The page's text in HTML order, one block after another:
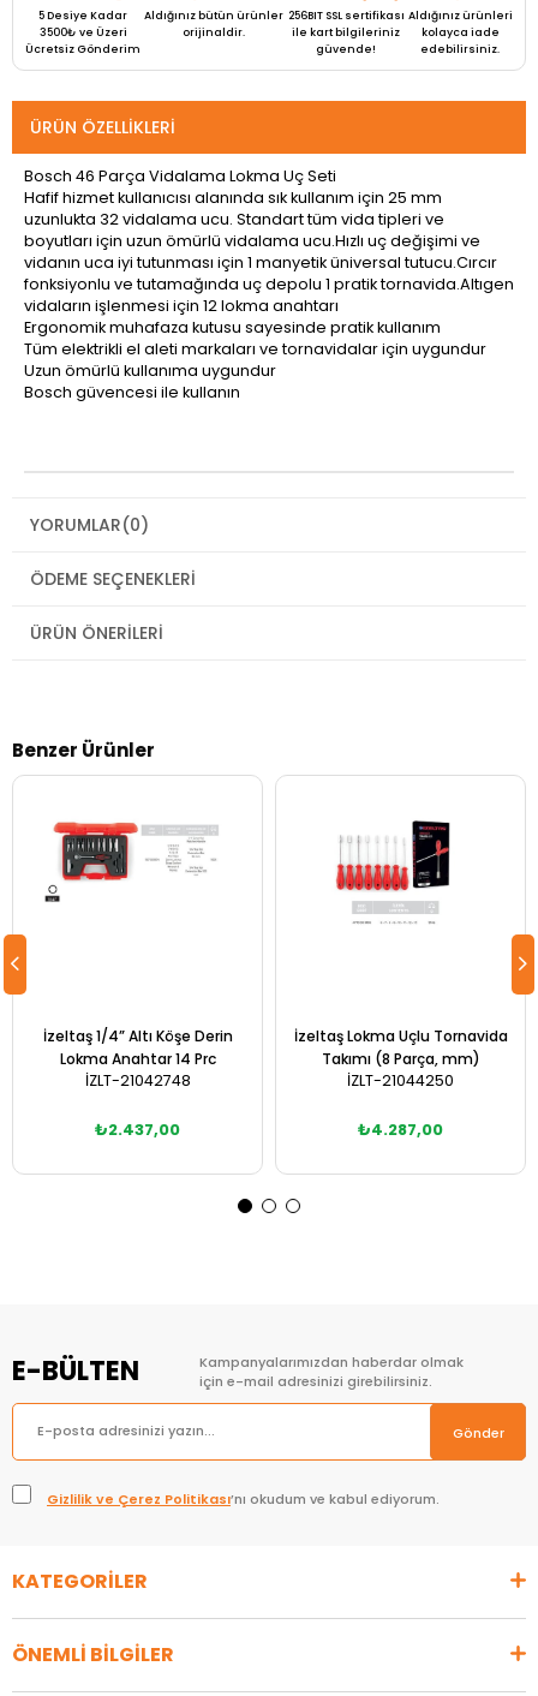
5 Desiye Kadar
3500₺ ve Üzeri
Ücretsiz Gönderim
Aldığınız bütün ürünler
orijinaldir.
256BIT SSL sertifikası
ile kart bilgileriniz
güvende!
Aldığınız ürünleri
kolayca iade
edebilirsiniz.
ÜRÜN ÖZELLIKLERI
Bosch 46 Parça Vidalama Lokma Uç Seti
Hafif hizmet kullanıcısı alanında sık kullanım için 25 mm
uzunlukta 32 vidalama ucu. Standart tüm vida tipleri ve
boyutları için uzun ömürlü vidalama ucu.Hızlı uç değişimi ve
vidanın uca iyi tutunması için 1 manyetik üniversal tutucu.Cırcır
fonksiyonlu ve tutamağında uç depolu 1 pratik tornavida.Altıgen
vidaların işlenmesi için 12 lokma anahtarı
Ergonomik muhafaza kutusu sayesinde pratik kullanım
Tüm elektrikli el aleti markaları ve tornavidalar için uygundur
Uzun ömürlü kullanıma uygundur
Bosch güvencesi ile kullanın
YORUMLAR(0)
ÖDEME SEÇENEKLERI
ÜRÜN ÖNERILERI
Benzer Ürünler
İzeltaş 1/4” Altı Köşe Derin
Lokma Anahtar 14 Prc
İZLT-21042748
₺2.437,00
İzeltaş Lokma Uçlu Tornavida
Takımı (8 Parça, mm)
İZLT-21044250
₺4.287,00
E-BÜLTEN
Kampanyalarımızdan haberdar olmak
için e-mail adresinizi girebilirsiniz.
Gönder
Gizlilik ve Çerez Politikası’nı okudum ve kabul ediyorum.
KATEGORİLER
ÖNEMLİ BİLGİLER